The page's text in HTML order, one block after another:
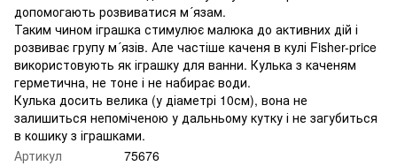
допомогають розвиватися м´язам.
Таким чином іграшка стимулює малюка до активних дій і
розвиває групу м´язів. Але частіше каченя в кулі Fisher-price
використовують як іграшку для ванни. Кулька з каченям
герметична, не тоне і не набирає води.
Кулька досить велика (у діаметрі 10см), вона не
залишиться непоміченою у дальньому кутку і не загубиться
в кошику з іграшками.
Артикул
75676